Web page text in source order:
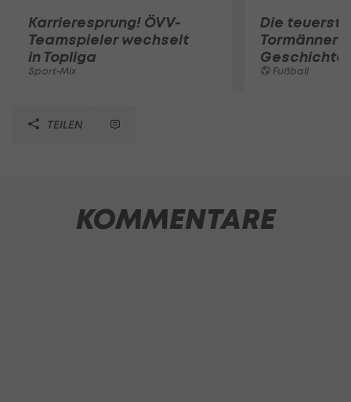
Karrieresprung! ÖVV-
Teamspieler wechselt
in Topliga
Sport-Mix
Die
Tormänner
Geschichte
Fußball
TEILEN
KOMMENTARE